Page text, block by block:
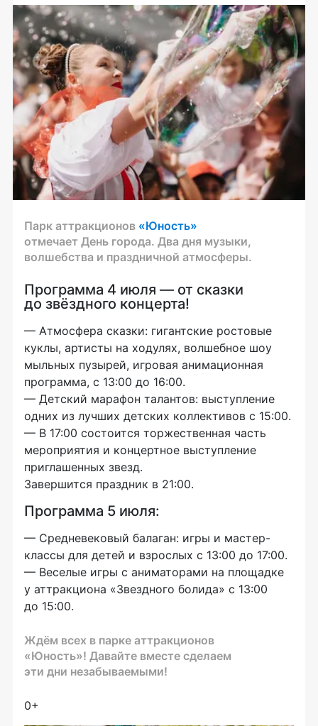
Парк аттракционов «Юность»
отмечает День города. Два дня музыки,
волшебства и праздничной атмосферы.
Программа 4 июля — от сказки
до звёздного концерта!
— Атмосфера сказки: гигантские ростовые
куклы, артисты на ходулях, волшебное шоу
мыльных пузырей, игровая анимационная
программа, с 13:00 до 16:00.
— Детский марафон талантов: выступление
одних из лучших детских коллективов с 15:00.
— В 17:00 состоится торжественная часть
мероприятия и концертное выступление
приглашенных звезд.
Завершится праздник в 21:00.
Программа 5 июля:
— Средневековый балаган: игры и мастер-
классы для детей и взрослых с 13:00 до 17:00.
— Веселые игры с аниматорами на площадке
у аттракциона «Звездного болида» с 13:00
до 15:00.
Ждём всех в парке аттракционов
«Юность»! Давайте вместе сделаем
эти дни незабываемыми!
0+